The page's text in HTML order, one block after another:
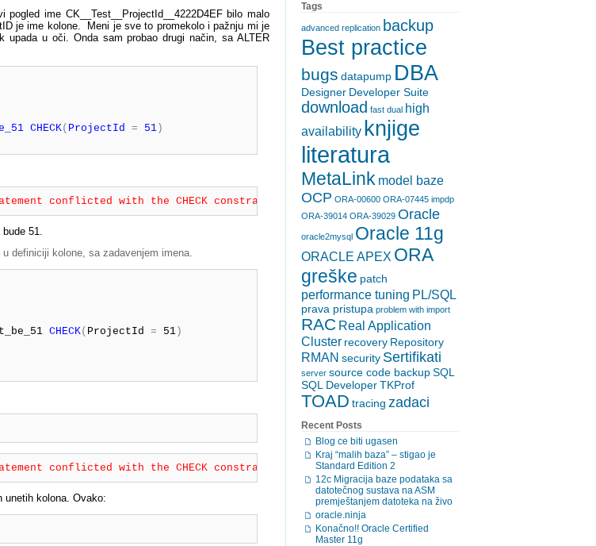
pogled ime CK__Test__ProjectId__4222D4EF bilo malo
je ime kolone. Meni je sve to promekolo i pažnju mi je
upada u oči. Onda sam probao drugi način, sa ALTER
CHECK( ProjectId = 51 )
conflicted with the CHECK constraint "ProjectId_must_be_51". The conflict occurred
51.
definiciji kolone, sa zadavenjem imena.
CHECK( ProjectId = 51 )
conflicted with the CHECK constraint "ProjectId_must_be_51". The conflict occurred
unetih kolona. Ovako:
Tags
advanced replication backup
Best practice
bugs datapump DBA
Designer Developer Suite
download fast dual high
availability knjige
literatura
MetaLink model baze
OCP ORA-00600 ORA-07445 impdp
ORA-39014 ORA-39029 Oracle
oracle2mysql Oracle 11g
ORACLE APEX ORA
greške patch
performance tuning PL/SQL
prava pristupa problem with import
RAC Real Application
Cluster recovery Repository
RMAN security Sertifikati
server source code backupSQL
SQL DeveloperTKProf
TOAD tracing zadaci
Recent Posts
Blog ce biti ugasen
Kraj “malih baza” – stigao je
Standard Edition 2
12c Migracija baze podataka sa
datotečnog sustava na ASM
premještanjem datoteka na živo
oracle.ninja
Konačno!! Oracle Certified
Master 11g